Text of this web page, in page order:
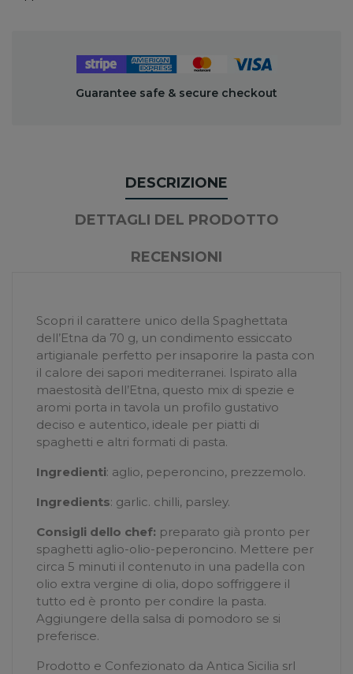
Guarantee safe & secure checkout
DESCRIZIONE
DETTAGLI DEL PRODOTTO
RECENSIONI
Scopri il carattere unico della Spaghettata
dell’Etna da 70 g, un condimento essiccato
artigianale perfetto per insaporire la pasta con
il calore dei sapori mediterranei. Ispirato alla
maestosità dell’Etna, questo mix di spezie e
aromi porta in tavola un profilo gustativo
deciso e autentico, ideale per piatti di
spaghetti e altri formati di pasta.
Ingredienti: aglio, peperoncino, prezzemolo.
Ingredients: garlic. chilli, parsley.
Consigli dello chef: preparato già pronto per
spaghetti aglio-olio-peperoncino. Mettere per
circa 5 minuti il contenuto in una padella con
olio extra vergine di olia, dopo soffriggere il
tutto ed è pronto per condire la pasta.
Aggiungere della salsa di pomodoro se si
preferisce.
Prodotto e Confezionato da Antica Sicilia srl